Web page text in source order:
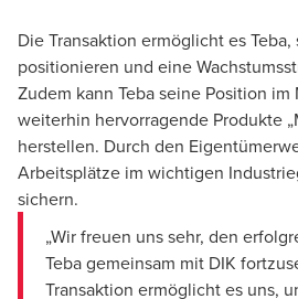
Die Transaktion ermöglicht es
positionieren und eine
Zudem kann Teba seine Position im
weiterhin hervorragende Produkte
herstellen. Durch den
Arbeitsplätze im wichtigen
sichern.
„Wir freuen uns sehr, den
Teba gemeinsam mit DIK
Transaktion ermöglicht es uns,